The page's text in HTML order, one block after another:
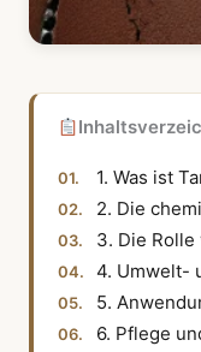
1. Was ist
2. Die
3. Die
4. Umwelt-
5.
6. Pflege